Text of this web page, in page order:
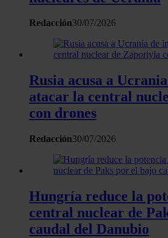
web, quienes pueden combinarla
que les haya proporcionado o que
partir del uso que haya hecho de
Redacción30/07/2026
Rusia acusa a
atacar la central
con drones
Redacción30/07/2026
Hungría reduce la
central nuclear de
caudal del Danubio